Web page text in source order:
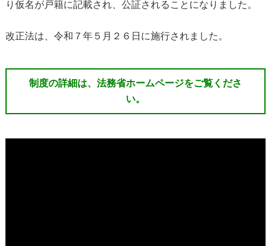
り仮名が戸籍に記載され、公証されることになりました。
改正法は、令和７年５月２６日に施行されました。
制度の詳細は、法務省ホームページをご覧くださ
い。